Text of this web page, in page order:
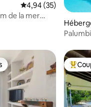
: 4,98 sur 5
Évaluation
4,94 (35)
de la mer